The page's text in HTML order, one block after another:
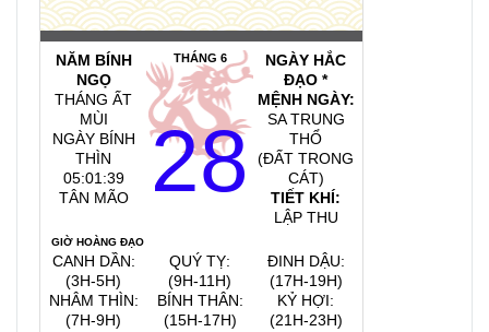
NĂM BÍNH
NGỌ
THÁNG ẤT
MÙI
NGÀY BÍNH
THÌN
05:01:41
TÂN MÃO
THÁNG 6
28
NGÀY HẮC
ĐẠO *
MỆNH NGÀY:
SA TRUNG
THỔ
(ĐẤT TRONG
CÁT)
TIẾT KHÍ:
LẬP THU
GIỜ HOÀNG ĐẠO
CANH DẦN:
(3H-5H)
NHÂM THÌN:
(7H-9H)
QUÝ TỴ:
(9H-11H)
BÍNH THÂN:
(15H-17H)
ĐINH DẬU:
(17H-19H)
KỶ HỢI:
(21H-23H)